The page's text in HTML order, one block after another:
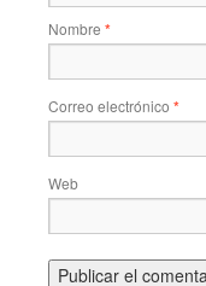
Nombre *
Correo electrónico *
Web